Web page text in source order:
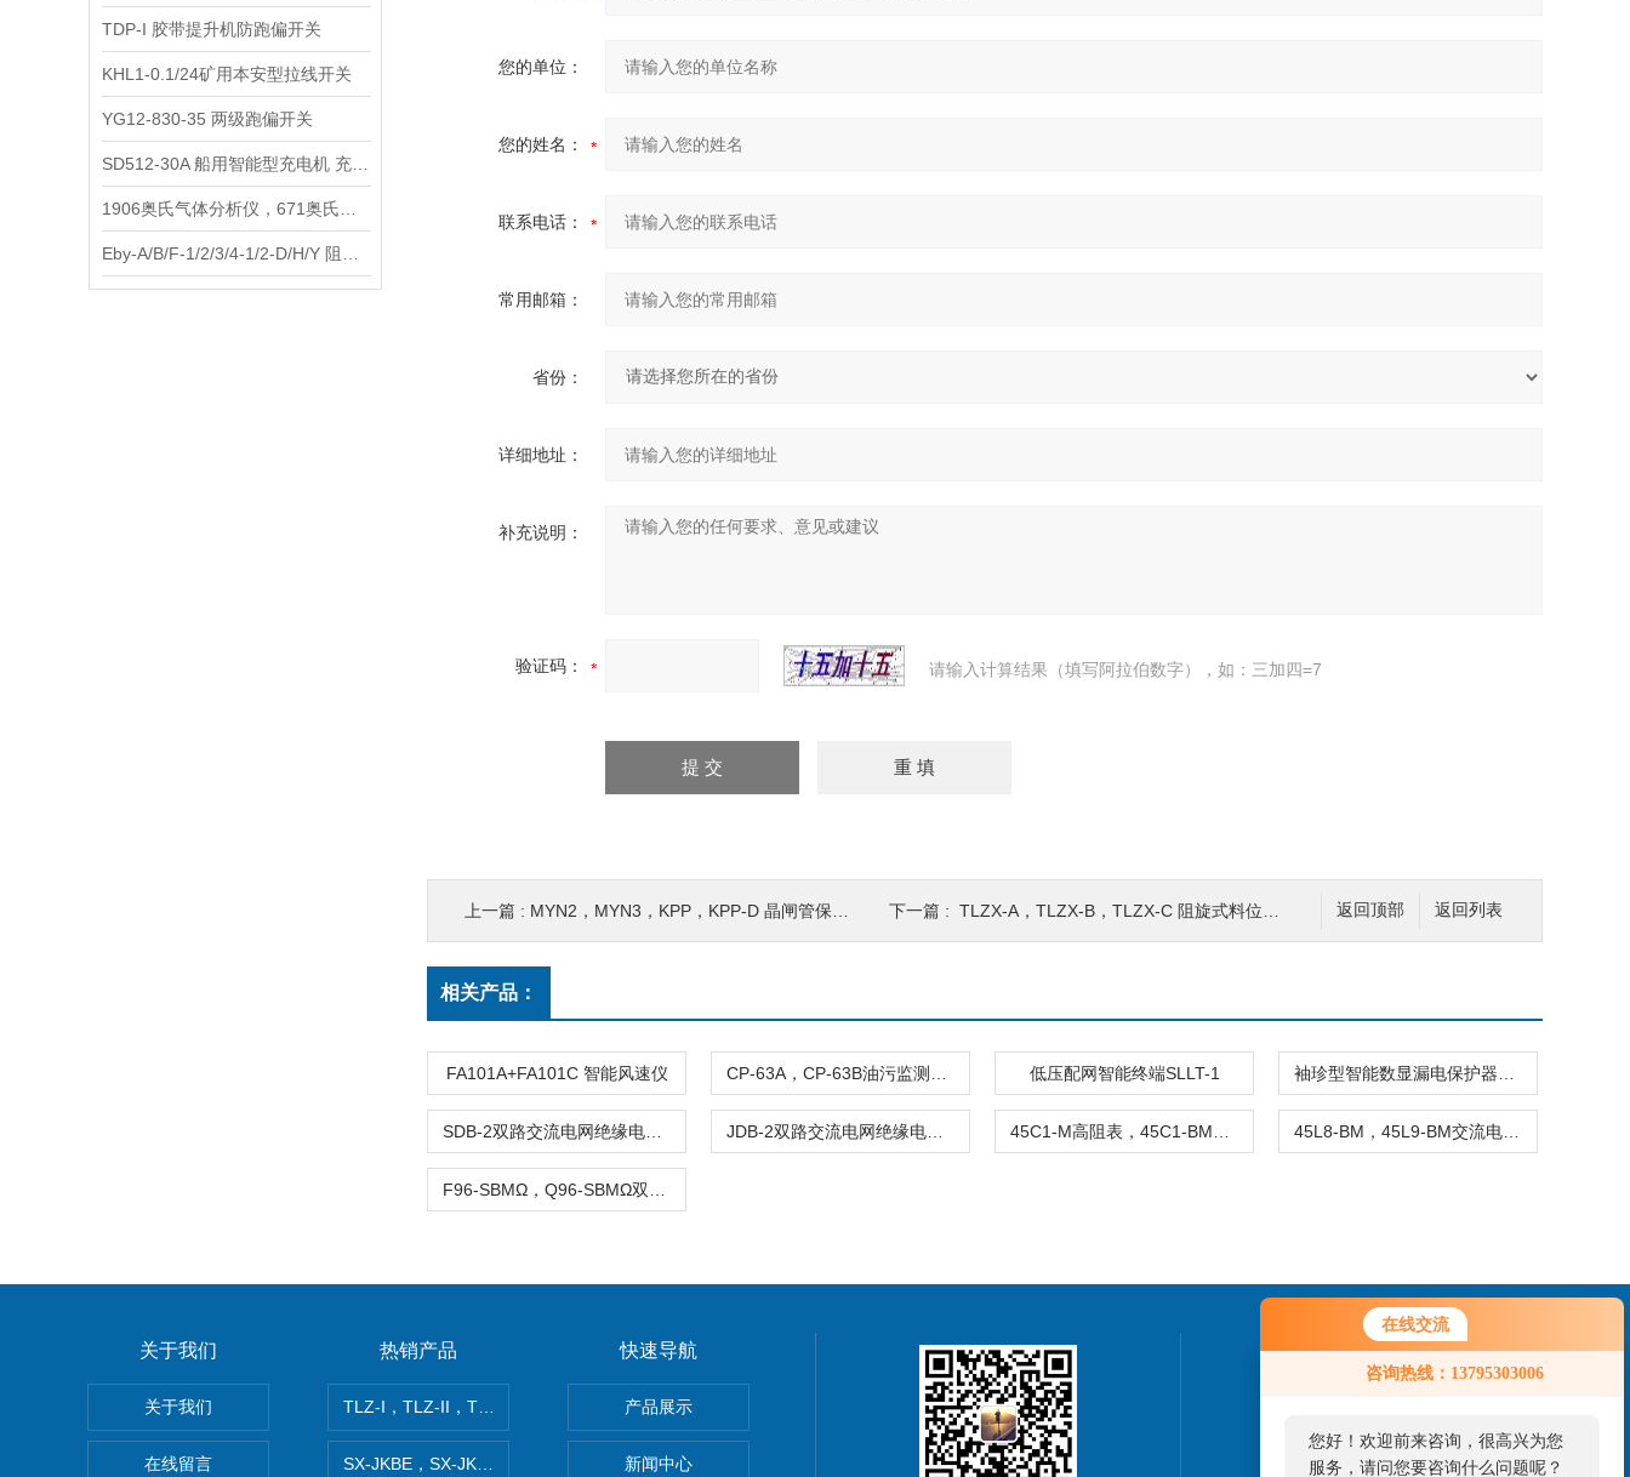
在线交流
咨询热线：13795303006
您好！欢迎前来咨询，很高兴为您
服务，请问您要咨询什么问题呢？
TDP-I 胶带提升机防跑偏开关
KHL1-0.1/24矿用本安型拉线开关
YG12-830-35 两级跑偏开关
您的单位：
您的姓名：
联系电话：
常用邮箱：
省份：
详细地址：
补充说明：
验证码： 请输入计算结果（填写阿拉伯数字），如：三加四=7
返回列表
返回顶部
上一篇 : MYN2，MYN3，KPP，KPP-D 晶闸管保护器/压敏电阻 下一篇 : TLZX-A，TLZX-B，TLZX-C 阻旋式料位控制器、料位开关
相关产品：
FA101A+FA101C 智能风速仪 低压配网智能终端SLLT-1
关于我们
关于我们
在线留言
热销产品
TLZ-I，TLZ-II，TLZ-III电离型优化避雷针
SX-JKBE，SX-JKBF，SX-JKBG，SX-JKBH三相调压单硅移相触发器模块
快速导航
产品展示
新闻中心
联系我们